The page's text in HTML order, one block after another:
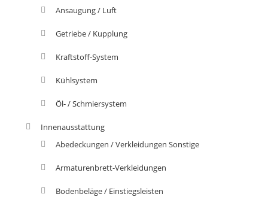
Ansaugung / Luft
Getriebe / Kupplung
Kraftstoff-System
Kühlsystem
Öl- / Schmiersystem
Innenausstattung
Abedeckungen / Verkleidungen Sonstige
Armaturenbrett-Verkleidungen
Bodenbeläge / Einstiegsleisten